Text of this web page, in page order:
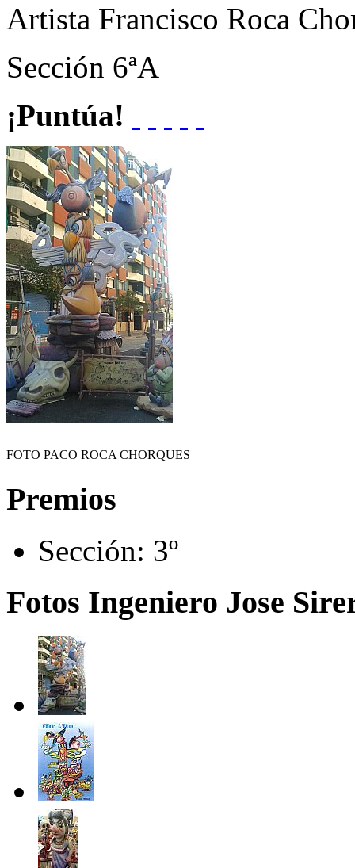
Artista Francisco Roca
Sección 6ªA
¡Puntúa!
FOTO PACO ROCA CHORQUES
Premios
Sección: 3º
Fotos Ingeniero Jose